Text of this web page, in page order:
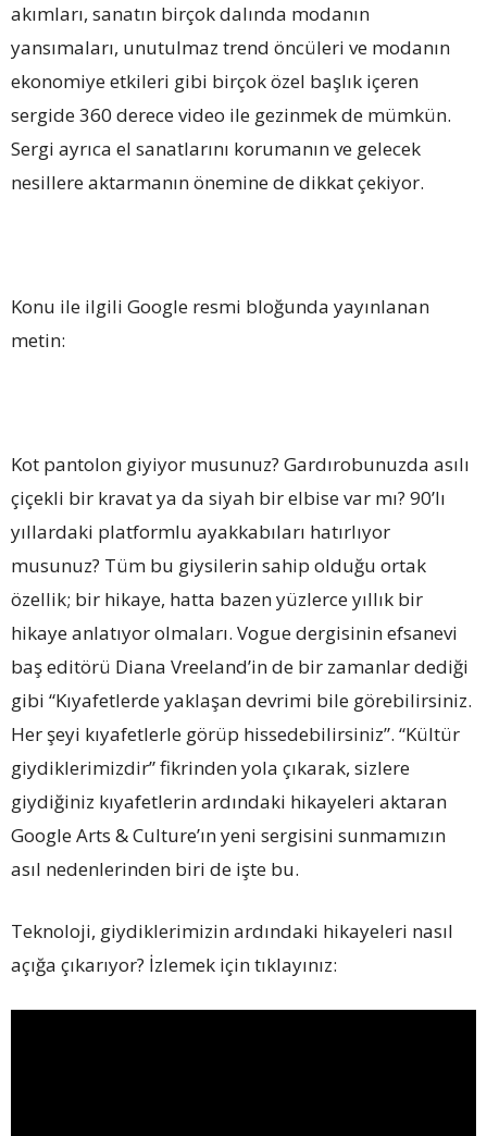
akımları, sanatın birçok dalında modanın
yansımaları, unutulmaz trend öncüleri ve modanın
ekonomiye etkileri gibi birçok özel başlık içeren
sergide 360 derece video ile gezinmek de mümkün.
Sergi ayrıca el sanatlarını korumanın ve gelecek
nesillere aktarmanın önemine de dikkat çekiyor.
Konu ile ilgili Google resmi bloğunda yayınlanan
metin:
Kot pantolon giyiyor musunuz? Gardırobunuzda asılı
çiçekli bir kravat ya da siyah bir elbise var mı? 90’lı
yıllardaki platformlu ayakkabıları hatırlıyor
musunuz? Tüm bu giysilerin sahip olduğu ortak
özellik; bir hikaye, hatta bazen yüzlerce yıllık bir
hikaye anlatıyor olmaları. Vogue dergisinin efsanevi
baş editörü Diana Vreeland’in de bir zamanlar dediği
gibi “Kıyafetlerde yaklaşan devrimi bile görebilirsiniz.
Her şeyi kıyafetlerle görüp hissedebilirsiniz”. “Kültür
giydiklerimizdir” fikrinden yola çıkarak, sizlere
giydiğiniz kıyafetlerin ardındaki hikayeleri aktaran
Google Arts & Culture’ın yeni sergisini sunmamızın
asıl nedenlerinden biri de işte bu.
Teknoloji, giydiklerimizin ardındaki hikayeleri nasıl
açığa çıkarıyor? İzlemek için tıklayınız: